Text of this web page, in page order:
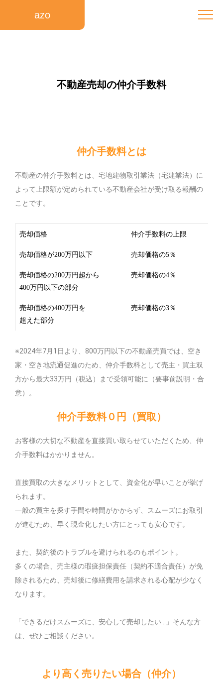
azo
不動産売却の仲介手数料
仲介手数料とは
不動産の仲介手数料とは、宅地建物取引業法（宅建業法）に
よって上限額が定められている不動産会社が受け取る報酬の
ことです。
売却価格 仲介手数料の上限
売却価格が200万円以下 売却価格の5％
売却価格の200万円超から
400万円以下の部分
売却価格の4％
売却価格の400万円を
超えた部分
売却価格の3％
※2024年7月1日より、800万円以下の不動産売買では、空き
家・空き地流通促進のため、仲介手数料として売主・買主双
方から最大33万円（税込）まで受領可能に（要事前説明・合
意）。
仲介手数料０円（買取）
お客様の大切な不動産を直接買い取らせていただくため、仲
介手数料はかかりません。
直接買取の大きなメリットとして、資金化が早いことが挙げ
られます。
一般の買主を探す手間や時間がかからず、スムーズにお取引
が進むため、早く現金化したい方にとっても安心です。
また、契約後のトラブルを避けられるのもポイント。
多くの場合、売主様の瑕疵担保責任（契約不適合責任）が免
除されるため、売却後に修繕費用を請求される心配が少なく
なります。
「できるだけスムーズに、安心して売却したい…」そんな方
は、ぜひご相談ください。
より高く売りたい場合（仲介）